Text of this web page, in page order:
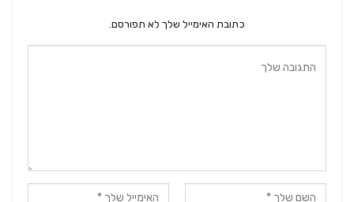
כתובת האימייל שלך לא תפורסם.